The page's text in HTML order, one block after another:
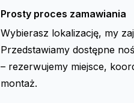
Prosty proces zamawiania
Wybierasz lokalizację, my
Przedstawiamy dostępne
– rezerwujemy miejsce,
montaż.